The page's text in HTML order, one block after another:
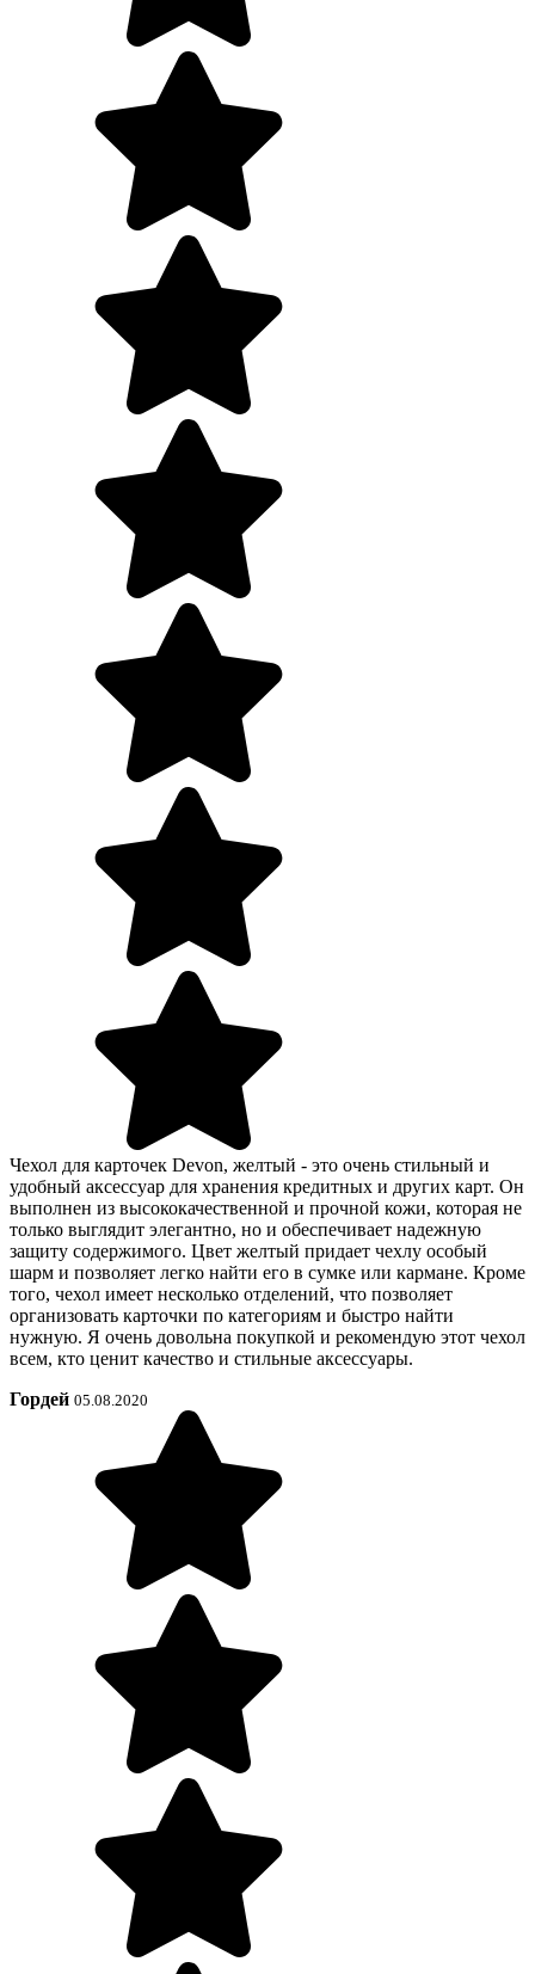
Чехол для карточек Devon, желтый - это очень стильный и
удобный аксессуар для хранения кредитных и других карт. Он
выполнен из высококачественной и прочной кожи, которая не
только выглядит элегантно, но и обеспечивает надежную
защиту содержимого. Цвет желтый придает чехлу особый
шарм и позволяет легко найти его в сумке или кармане. Кроме
того, чехол имеет несколько отделений, что позволяет
организовать карточки по категориям и быстро найти
нужную. Я очень довольна покупкой и рекомендую этот чехол
всем, кто ценит качество и стильные аксессуары.
Гордей 05.08.2020